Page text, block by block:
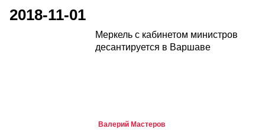
2018-11-01
Меркель с кабинетом министров
десантируется в Варшаве
Валерий Мастеров